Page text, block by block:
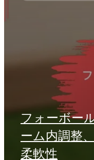
フォーボー
ーム内調整
柔軟性